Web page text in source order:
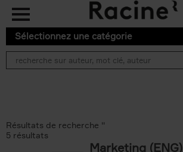
Aller au contenu principal
Sélectionnez une catégorie
Résultats de recherche ''
5 résultats
Marketing (ENG)